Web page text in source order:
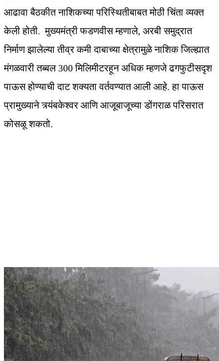
आढावा बैठकीत नाशिकच्या परिस्थितीबाबत मोठी चिंता व्यक्त
केली होती. मुख्यमंत्री फडणवीस म्हणाले, अरबी समुद्रात
निर्माण झालेल्या तीव्र कमी दाबाच्या क्षेत्रामुळे नाशिक जिल्ह्यात
मंगळवारी तब्बल 300 मिलिमीटरहून अधिक म्हणजे ढगफुटीसदृश
पाऊस होण्याची दाट शक्यता वर्तवण्यात आली आहे. हा पाऊस
प्रामुख्याने त्र्यंबकेश्वर आणि आजूबाजूच्या डोंगराळ परिसरात
कोसळू शकतो.